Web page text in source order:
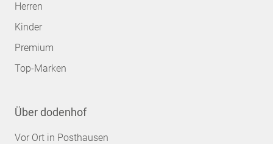
Herren
Kinder
Premium
Top-Marken
Über dodenhof
Vor Ort in Posthausen